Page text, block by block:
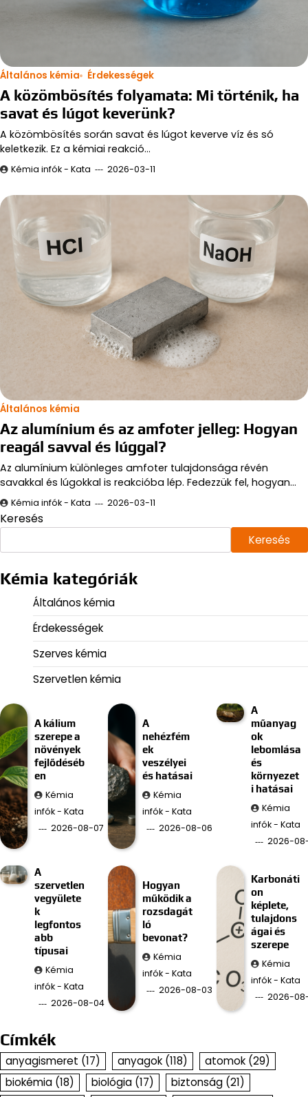
Általános kémia Érdekességek
A közömbösítés folyamata: Mi történik, ha
savat és lúgot keverünk?
A közömbösítés során savat és lúgot keverve víz és só
keletkezik. Ez a kémiai reakció…
Kémia infók - Kata 2026-03-11
Általános kémia
Az alumínium és az amfoter jelleg: Hogyan
reagál savval és lúggal?
Az alumínium különleges amfoter tulajdonsága révén
savakkal és lúgokkal is reakcióba lép. Fedezzük fel, hogyan…
Kémia infók - Kata 2026-03-11
Keresés
Keresés
Kémia kategóriák
Általános kémia
Érdekességek
Szerves kémia
Szervetlen kémia
A kálium
szerepe a
növények
fejlődéséb
en
Kémia
infók - Kata
2026-08-07
A
nehézfém
ek
veszélyei
és hatásai
Kémia
infók - Kata
2026-08-06
A
műanyag
ok
lebomlása
és
környezet
i hatásai
Kémia
infók - Kata
2026-
A
szervetlen
vegyülete
k
legfontos
abb
típusai
Kémia
infók - Kata
2026-08-04
Hogyan
működik a
rozsdagát
ló
bevonat?
Kémia
infók - Kata
2026-08-03
Karbonáti
on
képlete,
tulajdons
ágai és
szerepe
Kémia
infók - Kata
2026-
Címkék
anyagismeret (17) anyagok (118) atomok (29)
biokémia (18) biológia (17) biztonság (21)